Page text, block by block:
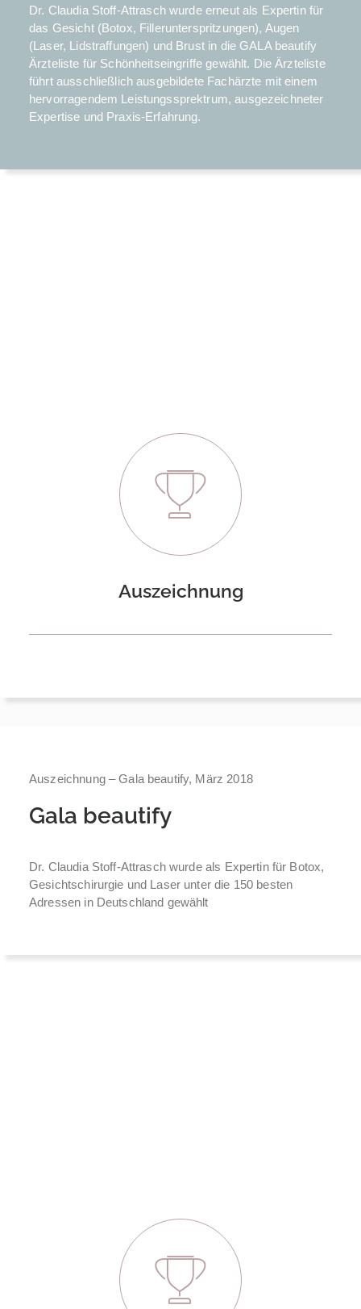
Auszeichnung
Dr. Claudia Stoff-Attrasch wurde erneut als Expertin für
das Gesicht (Botox, Fillerunterspritzungen), Augen
(Laser, Lidstraffungen) und Brust in die GALA beautify
Ärzteliste für Schönheitseingriffe gewählt. Die Ärzteliste
führt ausschließlich ausgebildete Fachärzte mit einem
hervorragendem Leistungssprektrum, ausgezeichneter
Expertise und Praxis-Erfahrung.
Auszeichnung – Gala beautify, März 2018
Gala beautify
Dr. Claudia Stoff-Attrasch wurde als Expertin für Botox,
Gesichtschirurgie und Laser unter die 150 besten
Adressen in Deutschland gewählt